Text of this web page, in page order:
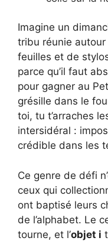
Imagine un
tribu réunie
feuilles et de
parce qu’il faut
pour gagner au
grésille dans le
toi, tu t’arraches
intersidéral :
crédible dans les
Ce genre de défi
ceux qui
ont baptisé leurs
de l’alphabet. Le
tourne, et l’objet i